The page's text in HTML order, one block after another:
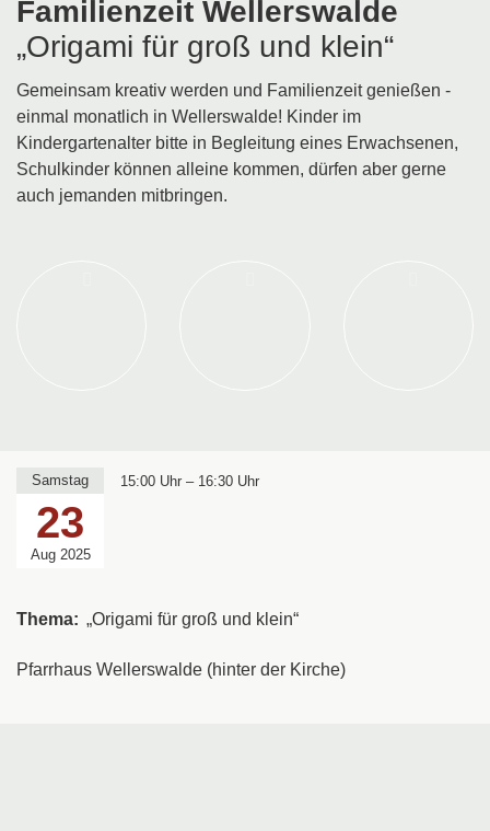
Familienzeit Wellerswalde
„Origami für groß und klein“
Gemeinsam kreativ werden und Familienzeit genießen -
einmal monatlich in Wellerswalde! Kinder im
Kindergartenalter bitte in Begleitung eines Erwachsenen,
Schulkinder können alleine kommen, dürfen aber gerne
auch jemanden mitbringen.
Samstag
23
Aug 2025
15:00 Uhr – 16:30 Uhr
Thema: „Origami für groß und klein“
Pfarrhaus Wellerswalde (hinter der Kirche)